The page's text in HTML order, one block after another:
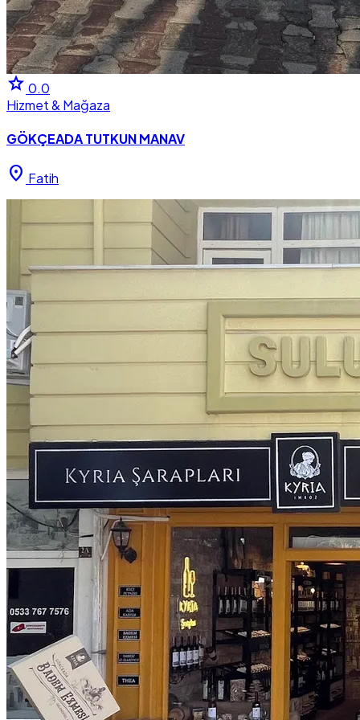
star 0.0
Hizmet & Mağaza
GÖKÇEADA TUTKUN MANAV
location_on Fatih